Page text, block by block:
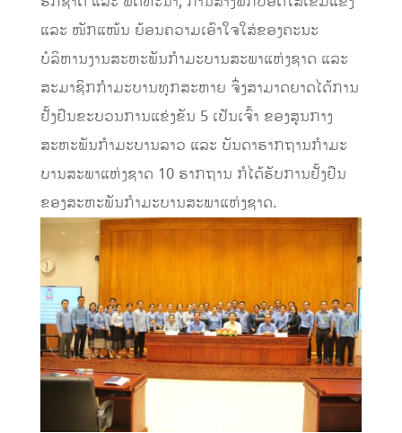
ແລະ ໜັກແໜ້ນ ຍ້ອນຄວາມເອົາໃຈໃສ່ຂອງຄະນະ
ບໍລິຫານງານສະຫະພັນກໍາມະບານສະພາແຫ່ງຊາດ ແລະ
ສະມາຊິກກໍາມະບານທຸກສະຫາຍ ຈຶ່ງສາມາດຍາດໄດ້ການ
ຢັ້ງຢືນຂະບວນການແຂ່ງຂັນ 5 ເປັນເຈົ້າ ຂອງສູນກາງ
ສະຫະພັນກໍາມະບານລາວ ແລະ ບັນດາຮາກຖານກໍາມະ
ບານສະພາແຫ່ງຊາດ 10 ຮາກຖານ ກໍໄດ້ຮັບການຢັ້ງຢືນ
ຂອງສະຫະພັນກໍາມະບານສະພາແຫ່ງຊາດ.